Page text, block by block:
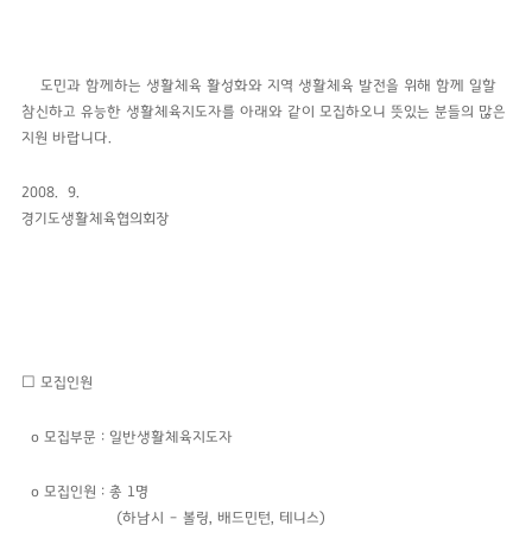
도민과 함께하는 생활체육 활성화와 지역 생활체육 발전을 위해 함께 일할
참신하고 유능한 생활체육지도자를 아래와 같이 모집하오니 뜻있는 분들의 많은
지 원 바랍니다.
2008. 9.
경기도생활체육협의회장
☐ 모집인원
o 모집부문 : 일반생활체육지도자
o 모집인원 : 총 1명
(하남시 – 볼링, 배드민턴, 테니스)